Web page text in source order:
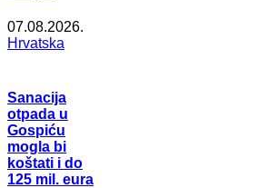
07.08.2026.
Hrvatska
Sanacija
otpada u
Gospiću
mogla bi
koštati i do
125 mil. eura